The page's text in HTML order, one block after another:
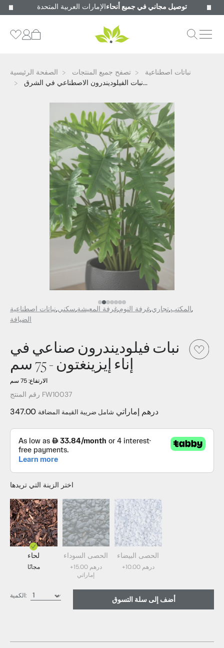
توصيل مجاني في جميع أنحاءالإمارات العربية المتحدة
الصفحة الرئيسية تصفح جميع المنتجات
نباتات اصطناعية
نبات الفيلوديندرون الاصطناعي في الشرق...
العنصر الإعلامي 1
العنصر الإعلامي رقم 2
العنصر الإعلامي رقم 3
العنصر الإعلامي رقم 4
العنصر الإعلامي رقم 5
البند الإعلامي رقم 6
البند الإعلامي رقم 7 نباتات اصطناعية سكني غرفة المعيشة غرفة النوم تجاري المكتب
الضيافة
نبات فيلوديندرون صناعي في
إناء إيزينغتون - 75 سم
الارتفاع: 75 سم
رقم المنتج FW10037
347.00 درهم إماراتي شامل ضريبة القيمة المضافة
اختر الزينة التي تريدها
لحاء
مجانًا
الحصى السوداء
+15.00 درهم
إماراتي
الحصى البيضاء
+10.00 درهم
الكمية:
أضف إلى سلة التسوق